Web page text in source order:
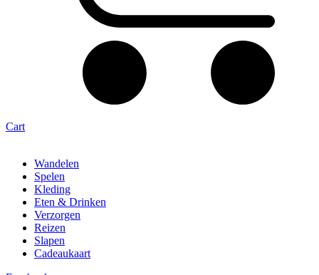
Cart
Wandelen
Spelen
Kleding
Eten & Drinken
Verzorgen
Reizen
Slapen
Cadeaukaart